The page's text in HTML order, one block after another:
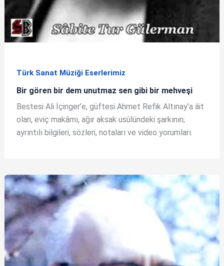
Türk Sanat Müziği Eserlerimiz
Bir gören bir dem unutmaz sen gibi bir mehveşi
Bestesi Ali İçinger’e, güftesi Ahmet Refik Altınay’a âit
olan, eviç makâmı, ağır aksak usûlündeki şarkının;
ayrıntılı bilgileri, sözleri, notaları ve video yorumları.